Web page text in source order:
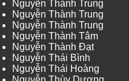
Nguyễn Thành Trung
Nguyễn Thành Trung
Nguyễn Thành Trung
Nguyễn Thành Tâm
Nguyễn Thành Đạt
Nguyễn Thái Bình
Nguyễn Thái Hoàng